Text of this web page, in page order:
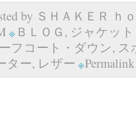
by ＳＨＡＫＥＲ ｈ
ＢＬＯＧ, ジャケッ
フコート・ダウン, ス
ター, レザー Permalink